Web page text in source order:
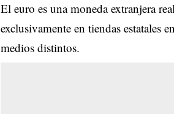
El euro es una moneda extranjera
exclusivamente en tiendas estatales
medios distintos.